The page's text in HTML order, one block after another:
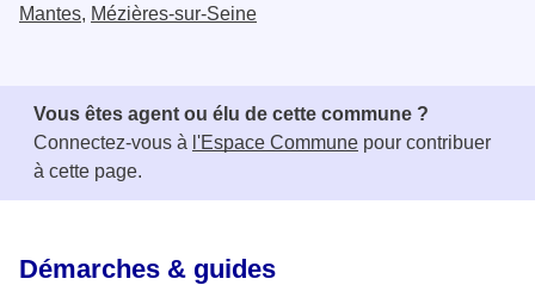
Mantes, Mézières-sur-Seine
Vous êtes agent ou élu de cette commune ?
Connectez-vous à l'Espace Commune pour contribuer
à cette page.
Démarches & guides